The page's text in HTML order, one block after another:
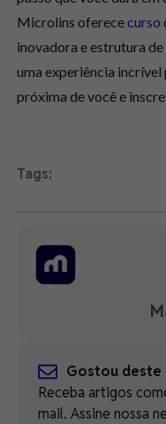
Microlins oferececurso
inovadora e estrutura
uma experiência incrível
próxima de você e
Tags:
Gostou deste
Receba artigos
mail. Assine nossa